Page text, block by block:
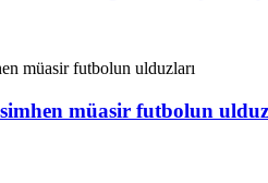
müasir futbolun